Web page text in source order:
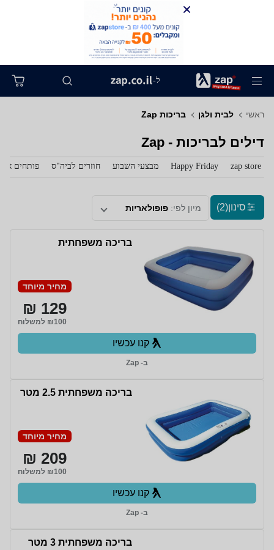
ל-
ראשי לבית ולגן בריכות Zap
דילים לבריכות - Zap
zap store
Happy Friday מבצעי השבוע חוזרים לביה"ס פותחים את
סינון(2) מיון לפי: פופולאריות
בריכה משפחתית
מחיר מיוחד
129 ₪
₪100 למשלוח
קנו עכשיו
ב- Zap
בריכה משפחתית 2.5 מטר
מחיר מיוחד
209 ₪
₪100 למשלוח
קנו עכשיו
ב- Zap
בריכה משפחתית 3 מטר